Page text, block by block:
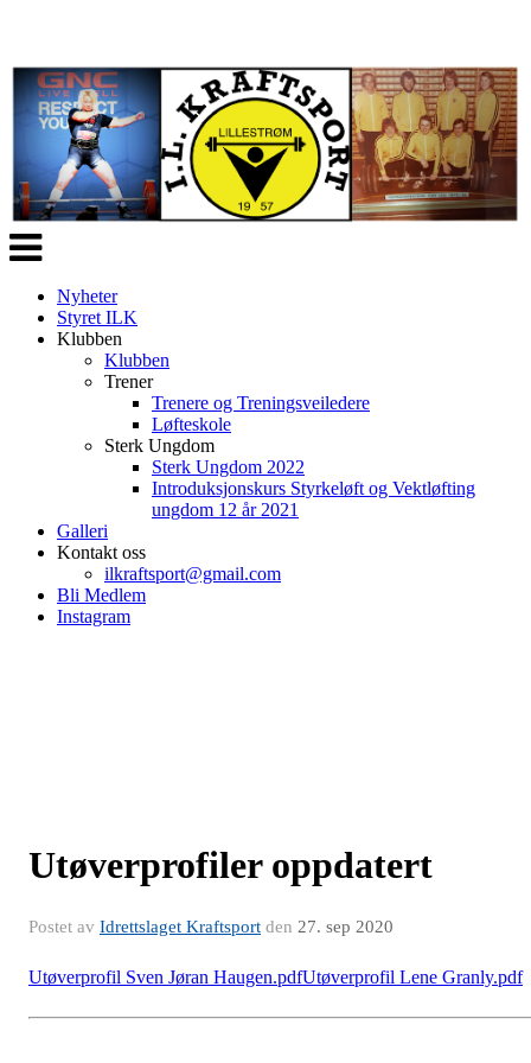
Veksle
navigasjon
Nyheter
Styret ILK
Klubben
Klubben
Trener
Trenere og Treningsveiledere
Løfteskole
Sterk Ungdom
Sterk Ungdom 2022
Introduksjonskurs Styrkeløft og Vektløfting
ungdom 12 år 2021
Galleri
Kontakt oss
ilkraftsport@gmail.com
Bli Medlem
Instagram
Utøverprofiler oppdatert
Postet av Idrettslaget Kraftsport den 27. sep 2020
Utøverprofil Sven Jøran Haugen.pdfUtøverprofil Lene Granly.pdf